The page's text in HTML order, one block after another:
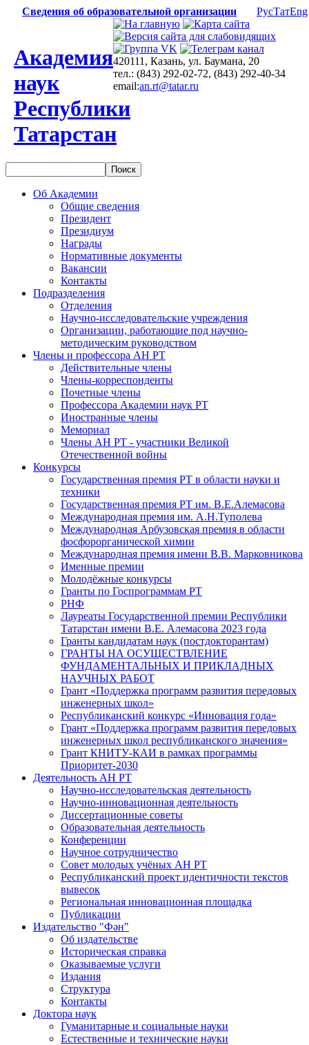
Сведения об образовательной организации РусТатEng
Академия
наук
Республики
Татарстан
420111, Казань, ул. Баумана, 20
тел.: (843) 292-02-72, (843) 292-40-34
email:an.rt@tatar.ru
Об Академии
Общие сведения
Президент
Президиум
Награды
Нормативные документы
Вакансии
Контакты
Подразделения
Отделения
Научно-исследовательские учреждения
Организации, работающие под научно-
методическим руководством
Члены и профессора АН РТ
Действительные члены
Члены-корреспонденты
Почетные члены
Профессора Академии наук РТ
Иностранные члены
Мемориал
Члены АН РТ - участники Великой
Отечественной войны
Конкурсы
Государственная премия РТ в области науки и
техники
Государственная премия РТ им. В.Е.Алемасова
Международная премия им. А.Н.Туполева
Международная Арбузовская премия в области
фосфорорганической химии
Международная премия имени В.В. Марковникова
Именные премии
Молодёжные конкурсы
Гранты по Госпрограммам РТ
РНФ
Лауреаты Государственной премии Республики
Татарстан имени В.Е. Алемасова 2023 года
Гранты кандидатам наук (постдокторантам)
ГРАНТЫ НА ОСУЩЕСТВЛЕНИЕ
ФУНДАМЕНТАЛЬНЫХ И ПРИКЛАДНЫХ
НАУЧНЫХ РАБОТ
Грант «Поддержка программ развития передовых
инженерных школ»
Республиканский конкурс «Инновация года»
Грант «Поддержка программ развития передовых
инженерных школ республиканского значения»
Грант КНИТУ-КАИ в рамках программы
Приоритет-2030
Деятельность АН РТ
Научно-исследовательская деятельность
Научно-инновационная деятельность
Диссертационные советы
Образовательная деятельность
Конференции
Научное сотрудничество
Совет молодых учёных АН РТ
Республиканский проект идентичности текстов
вывесок
Региональная инновационная площадка
Публикации
Издательство "Фән"
Об издательстве
Историческая справка
Оказываемые услуги
Издания
Структура
Контакты
Доктора наук
Гуманитарные и социальные науки
Естественные и технические науки